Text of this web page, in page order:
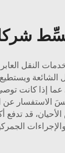
النقل
الشائعة
إذا كانت توصي
الاستفسار
قد تدفع